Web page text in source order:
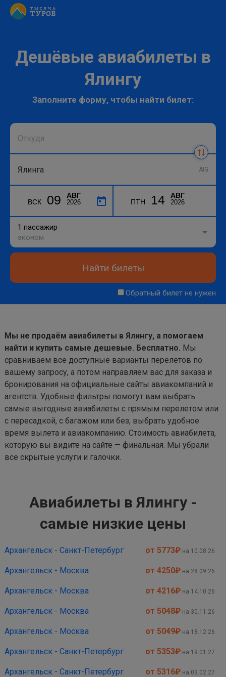
Дешёвые авиабилеты в
Ялингу
Заполните форму, чтобы найти билет:
AIG
ВСК 09 АВГ
2026 ПТН 14 АВГ
2026
1 пассажир
эконом
Найти билеты
Обратный билет не нужен
Мы не продаём авиабилеты в Ялингу, а помогаем
найти и купить самые дешевые. Бесплатно. Мы
сравниваем все доступные варианты перелётов по
вашему запросу, а потом направляем вас для заказа и
бронирования на официальные сайты авиакомпаний и
агентств. Удобные фильтры помогут вам выбрать
самые выгодные авиабилеты с прямым перелетом или
с пересадкой, с багажом или без, выбрать удобное
время вылета и авиакомпанию. Стоимость авиабилета,
которую вы видите на сайте — финальная. Мы убрали
все скрытые услуги и галочки.
Авиабилеты в Ялингу -
самые низкие цены
Архангельск - Санкт-Петербург от 5773₽ на 10.08.26
Архангельск - Москва от 4250₽ на 28.09.26
Архангельск - Москва от 4216₽ на 14.10.26
Архангельск - Москва от 5048₽ на 30.11.26
Архангельск - Москва от 5049₽ на 18.12.26
Архангельск - Санкт-Петербург от 5353₽ на 19.01.27
Архангельск - Санкт-Петербург от 5316₽ на 03.02.27